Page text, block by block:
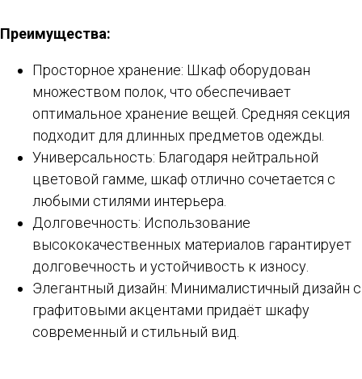
Преимущества:
Просторное хранение: Шкаф оборудован
множеством полок, что обеспечивает
оптимальное хранение вещей. Средняя секция
подходит для длинных предметов одежды.
Универсальность: Благодаря нейтральной
цветовой гамме, шкаф отлично сочетается с
любыми стилями интерьера.
Долговечность: Использование
высококачественных материалов гарантирует
долговечность и устойчивость к износу.
Элегантный дизайн: Минималистичный дизайн с
графитовыми акцентами придаёт шкафу
современный и стильный вид.